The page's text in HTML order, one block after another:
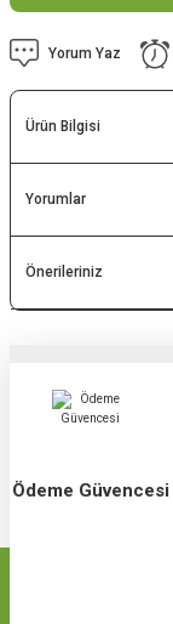
Yorum Yaz
Ürün Bilgisi
Yorumlar
Önerileriniz
Ödeme Güvencesi